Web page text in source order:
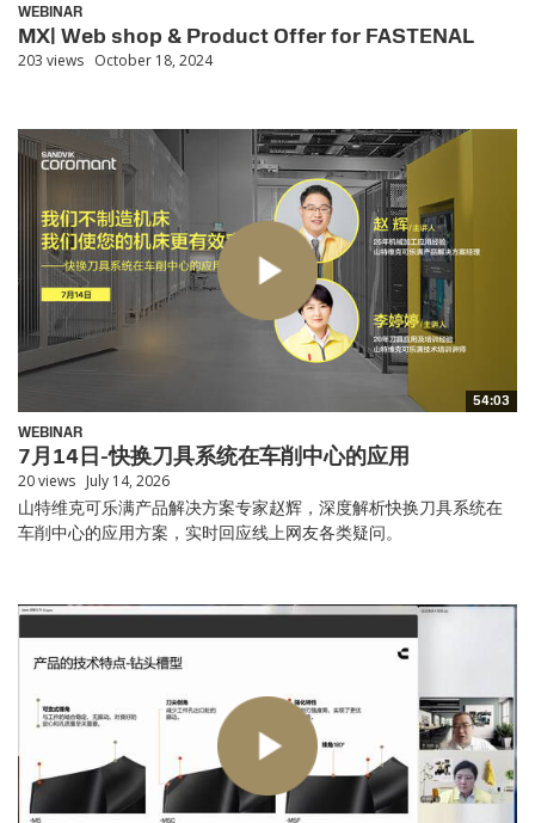
WEBINAR
MX| Web shop & Product Offer for FASTENAL
203 views October 18, 2024
54:03
WEBINAR
7月14日-快换刀具系统在车削中心的应用
20 views July 14, 2026
山特维克可乐满产品解决方案专家赵辉，深度解析快换刀具系统在
车削中心的应用方案，实时回应线上网友各类疑问。